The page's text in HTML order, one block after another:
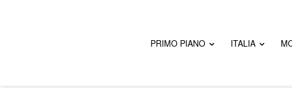
PRIMO PIANO ITALIA